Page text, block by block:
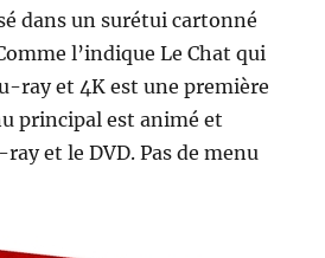
dans un surétui cartonné
l’indique Le Chat qui
ray et 4K est une première
principal est animé et
et le DVD. Pas de menu